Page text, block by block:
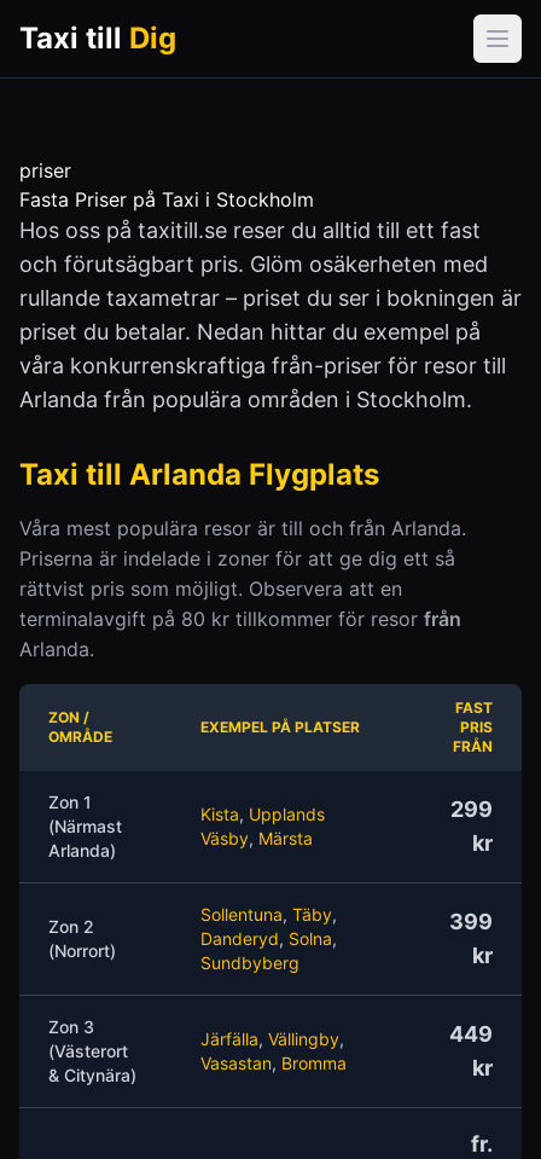
Taxi till Dig
priser
Fasta Priser på Taxi i Stockholm
Hos oss på taxitill.se reser du alltid till ett fast
och förutsägbart pris. Glöm osäkerheten med
rullande taxametrar – priset du ser i bokningen är
priset du betalar. Nedan hittar du exempel på
våra konkurrenskraftiga från-priser för resor till
Arlanda från populära områden i Stockholm.
Taxi till Arlanda Flygplats
Våra mest populära resor är till och från Arlanda.
Priserna är indelade i zoner för att ge dig ett så
rättvist pris som möjligt. Observera att en
terminalavgift på 80 kr tillkommer för resor från
Arlanda.
ZON /
OMRÅDE
EXEMPEL PÅ PLATSER
FAST
PRIS
FRÅN
Zon 1
(Närmast
Arlanda)
Kista, Upplands
Väsby, Märsta
299
kr
Zon 2
(Norrort)
Sollentuna, Täby,
Danderyd, Solna,
Sundbyberg
399
kr
Zon 3
(Västerort
& Citynära)
Järfälla, Vällingby,
Vasastan, Bromma
449
kr
fr.